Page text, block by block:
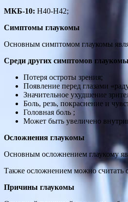
МКБ-10: H40-H42;
Симптомы глаукомы
Основным симптомом глаукомы
Среди других симптомов
Потеря остроты зрения;
Появление перед глазами
Значительное ухудшение
Боль, резь, покраснение и
Головная боль ;
Может быть увеличено
Осложнения глаукомы
Основным осложнением глаукому
Также осложнением можно считать
Причины глаукомы